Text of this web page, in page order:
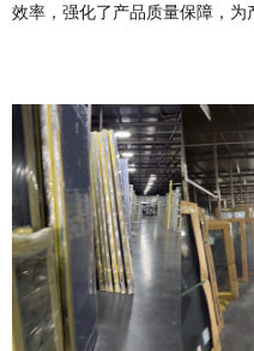
效率，强化了产品质量保障，为